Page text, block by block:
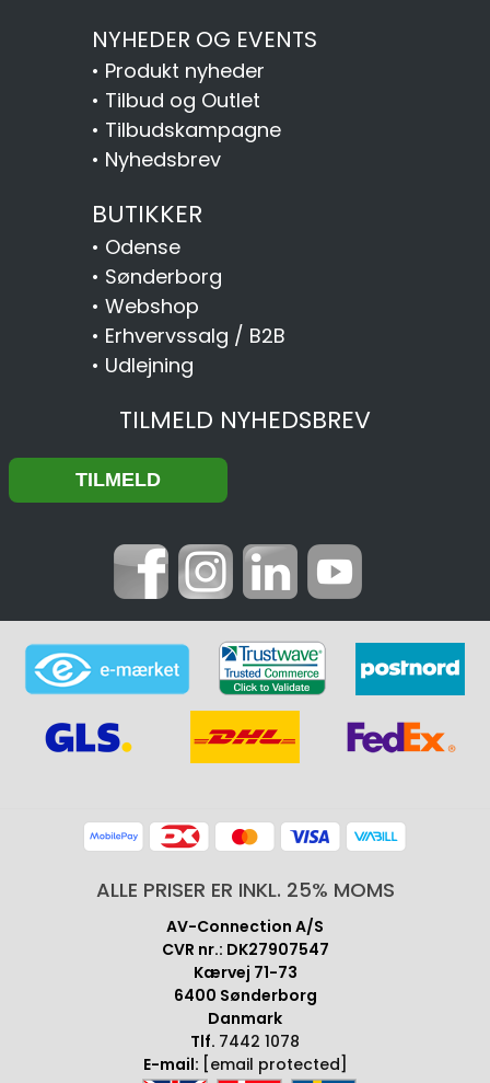
NYHEDER OG EVENTS
• Produkt nyheder
• Tilbud og Outlet
• Tilbudskampagne
• Nyhedsbrev
BUTIKKER
• Odense
• Sønderborg
• Webshop
• Erhvervssalg / B2B
• Udlejning
TILMELD NYHEDSBREV
ALLE PRISER ER INKL. 25% MOMS
AV-Connection A/S
CVR nr.: DK27907547
Kærvej 71-73
6400 Sønderborg
Danmark
Tlf. 7442 1078
E-mail: [email protected]